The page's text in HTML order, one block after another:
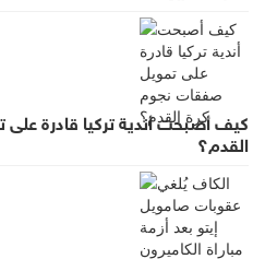
كيف أصبحت أندية تركيا قادرة
القدم؟